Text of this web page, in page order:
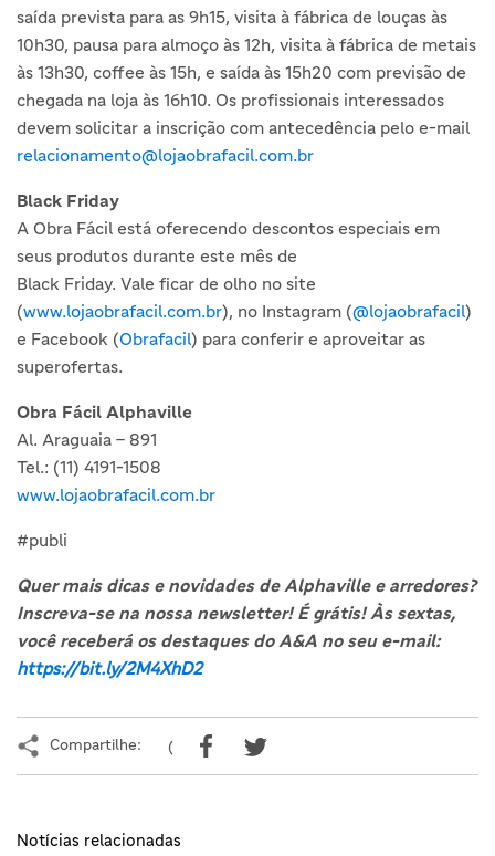
saída prevista para as 9h15, visita à fábrica de louças às
10h30, pausa para almoço às 12h, visita à fábrica de metais
às 13h30, coffee às 15h, e saída às 15h20 com previsão de
chegada na loja às 16h10. Os profissionais interessados
devem solicitar a inscrição com antecedência pelo e-mail
relacionamento@lojaobrafacil.com.br
Black Friday
A Obra Fácil está oferecendo descontos especiais em
seus produtos durante este mês de
Black Friday. Vale ficar de olho no site
(www.lojaobrafacil.com.br), no Instagram (@lojaobrafacil)
e Facebook (Obrafacil) para conferir e aproveitar as
superofertas.
Obra Fácil Alphaville
Al. Araguaia – 891
Tel.: (11) 4191-1508
www.lojaobrafacil.com.br
#publi
Quer mais dicas e novidades de Alphaville e arredores?
Inscreva-se na nossa newsletter! É grátis! Às sextas,
você receberá os destaques do A&A no seu e-mail:
https://bit.ly/2M4XhD2
Compartilhe: (
Notícias relacionadas